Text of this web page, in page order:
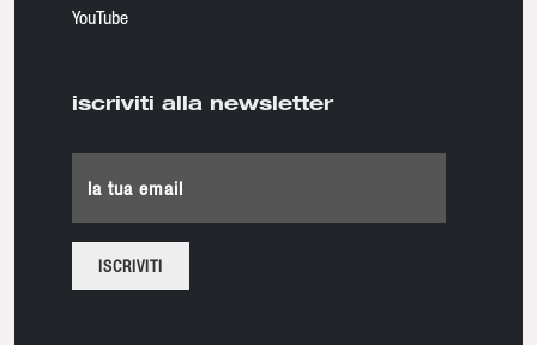
YouTube
iscriviti alla newsletter
la tua email